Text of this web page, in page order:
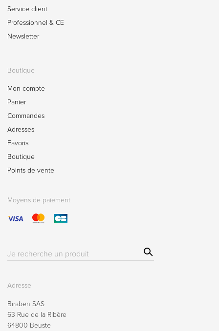
Service client
Professionnel & CE
Newsletter
Boutique
Mon compte
Panier
Commandes
Adresses
Favoris
Boutique
Points de vente
Moyens de paiement
Résultat(s)
Sear
ch
Adresse
Biraben SAS
63 Rue de la Ribère
64800 Beuste